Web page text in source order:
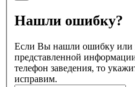
Нашли ошибку?
Если Вы нашли ошибку или
представленной
телефон заведения, то
исправим.